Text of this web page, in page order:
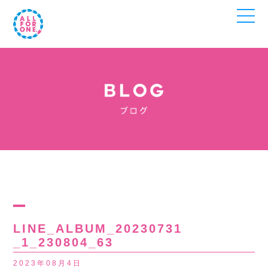
LINE_ALBUM_20230731
_1_230804_63
2023年08月4日